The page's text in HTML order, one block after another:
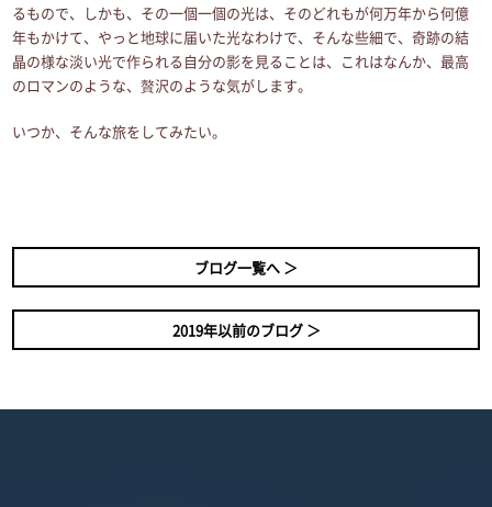
るもので、しかも、その一個一個の光は、そのどれもが何万年から何億
年もかけて、やっと地球に届いた光なわけで、そんな些細で、奇跡の結
晶の様な淡い光で作られる自分の影を見ることは、これはなんか、最高
のロマンのような、贅沢のような気がします。
いつか、そんな旅をしてみたい。
ブログ一覧へ ＞
2019年以前のブログ ＞